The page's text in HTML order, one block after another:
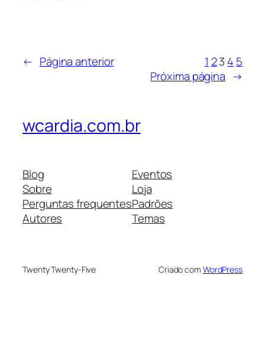
← Página anterior 1 23 4 5
Próxima página →
wcardia.com.br
Blog
Sobre
Perguntas frequentes
Autores
Eventos
Loja
Padrões
Temas
Twenty Twenty-Five Criado com WordPress